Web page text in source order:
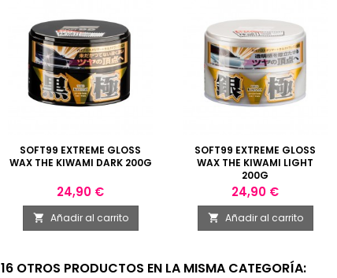
SOFT99 EXTREME GLOSS
WAX THE KIWAMI DARK 200G
Precio
24,90 €
 Añadir al carrito
SOFT99 EXTREME GLOSS
WAX THE KIWAMI LIGHT
200G
Precio
24,90 €
 Añadir al carrito
16 OTROS PRODUCTOS EN LA MISMA CATEGORÍA: